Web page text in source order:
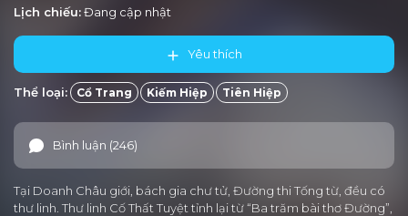
Tập 28
Tập 25 Tập 24 Tập 23 Tập 22
Tập 15 Tập 14 Tập 13 Tập 12 Tập 11
Tập 10 Tập 9 Tập 8 Tập 7 Tập 6
Lịch chiếu:Đang cập nhật
Yêu thích
Thể loại: Cổ Trang Kiếm Hiệp Tiên Hiệp
Bình luận (246)
Tại Doanh Châu giới, bách gia chư tử, Đường thi Tống từ, đều có
thư linh. Thư linh Cố Thất Tuyệt tỉnh lại từ “Ba trăm bài thơ Đường”,